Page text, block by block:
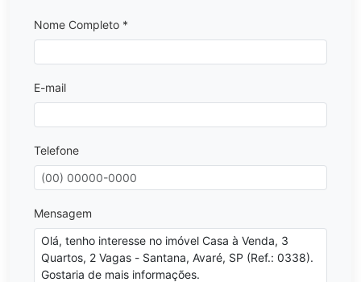
Nome Completo *
E-mail
Telefone
Mensagem